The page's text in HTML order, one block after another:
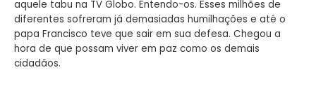
aquele tabu na TV Globo. Entendo-os. Esses milhões de
diferentes sofreram já demasiadas humilhações e até o
papa Francisco teve que sair em sua defesa. Chegou a
hora de que possam viver em paz como os demais
cidadãos.